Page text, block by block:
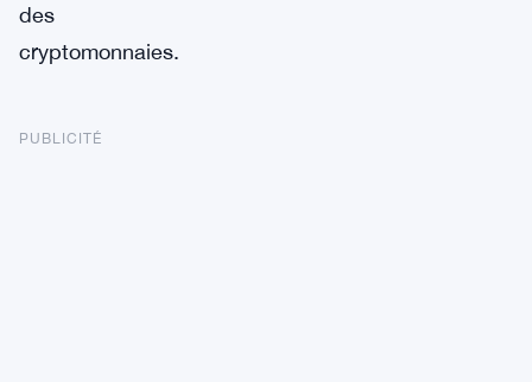
des
cryptomonnaies.
PUBLICITÉ